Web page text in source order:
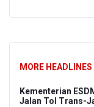
MORE HEADLINES
Kementerian
Jalan Tol Trans-